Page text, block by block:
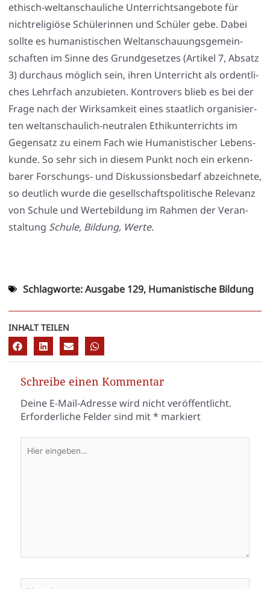
ethisch-welt­an­schau­li­che Unter­richts­an­ge­bo­te für
nicht­re­li­giö­se Schü­le­rin­nen und Schü­ler gebe. Dabei
soll­te es huma­nis­ti­schen Welt­an­schau­ungs­ge­mein­
schaf­ten im Sin­ne des Grund­ge­set­zes (Arti­kel 7, Absatz
3) durch­aus mög­lich sein, ihren Unter­richt als ordent­li­
ches Lehr­fach anzu­bie­ten. Kon­tro­vers blieb es bei der
Fra­ge nach der Wirk­sam­keit eines staat­lich orga­ni­sier­
ten welt­an­schau­lich-neu­tra­len Ethik­un­ter­richts im
Gegen­satz zu einem Fach wie Huma­nis­ti­scher Lebens­
kun­de. So sehr sich in die­sem Punkt noch ein erkenn­
ba­rer For­schungs- und Dis­kus­si­ons­be­darf abzeich­ne­te,
so deut­lich wur­de die gesell­schafts­po­li­ti­sche Rele­vanz
von Schu­le und Wer­te­bil­dung im Rah­men der Ver­an­
stal­tung Schu­le, Bil­dung, Wer­te.
Schlagworte:Ausgabe 129, Humanistische Bildung
INHALT TEILEN
Schreibe einen Kommentar
Deine E-Mail-Adresse wird nicht veröffentlicht.
Erforderliche Felder sind mit* markiert
eingeben…